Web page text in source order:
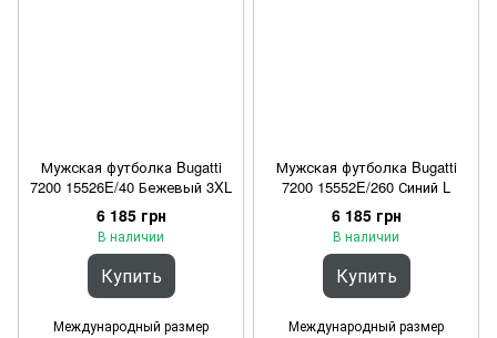
Мужская футболка Bugatti
7200 15526E/40 Бежевый 3XL
6 185 грн
В наличии
Купить
Международный размер
Мужская футболка Bugatti
7200 15552E/260 Синий L
6 185 грн
В наличии
Купить
Международный размер